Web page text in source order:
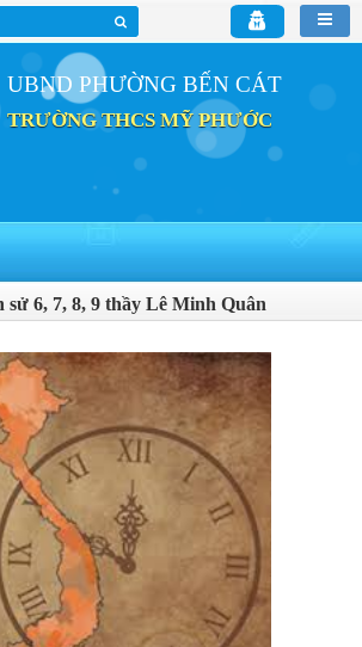
UBND PHƯỜNG BẾN CÁT
TRƯỜNG THCS MỸ PHƯỚC
sử 6, 7, 8, 9 thầy Lê Minh Quân